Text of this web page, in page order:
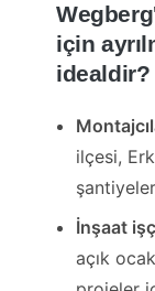
için
idealdir?
ilçesi,
İnşaat
açık